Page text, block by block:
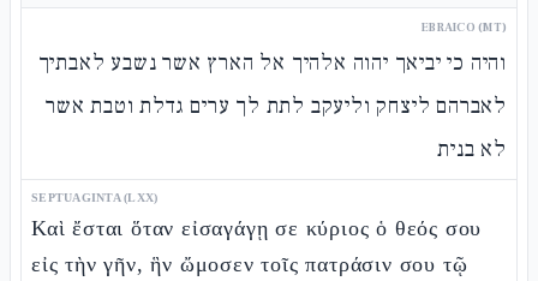
EBRAICO (MT)
והיה כי יביאך יהוה אלהיך אל הארץ אשר נשבע לאבתיך
לאברהם ליצחק וליעקב לתת לך ערים גדלת וטבת אשר
לא בנית
SEPTUAGINTA (LXX)
Καὶ ἔσται ὅταν εἰσαγάγῃ σε κύριος ὁ θεός σου
εἰς τὴν γῆν, ἣν ὤμοσεν τοῖς πατράσιν σου τῷ